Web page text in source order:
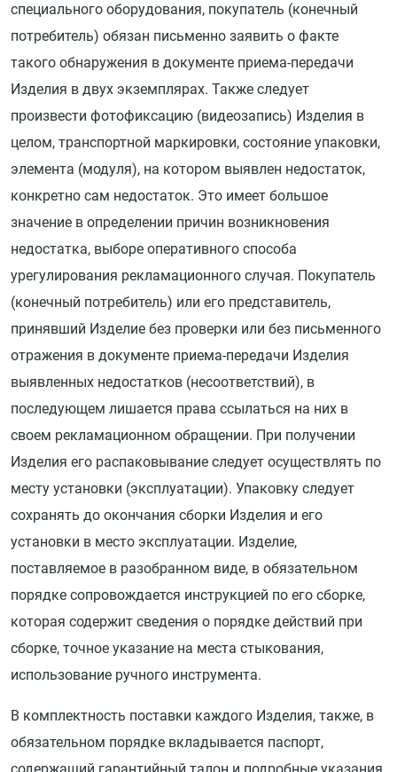
специального оборудования, покупатель (конечный
потребитель) обязан письменно заявить о факте
такого обнаружения в документе приема-передачи
Изделия в двух экземплярах. Также следует
произвести фотофиксацию (видеозапись) Изделия в
целом, транспортной маркировки, состояние упаковки,
элемента (модуля), на котором выявлен недостаток,
конкретно сам недостаток. Это имеет большое
значение в определении причин возникновения
недостатка, выборе оперативного способа
урегулирования рекламационного случая. Покупатель
(конечный потребитель) или его представитель,
принявший Изделие без проверки или без письменного
отражения в документе приема-передачи Изделия
выявленных недостатков (несоответствий), в
последующем лишается права ссылаться на них в
своем рекламационном обращении. При получении
Изделия его распаковывание следует осуществлять по
месту установки (эксплуатации). Упаковку следует
сохранять до окончания сборки Изделия и его
установки в место эксплуатации. Изделие,
поставляемое в разобранном виде, в обязательном
порядке сопровождается инструкцией по его сборке,
которая содержит сведения о порядке действий при
сборке, точное указание на места стыкования,
использование ручного инструмента.
В комплектность поставки каждого Изделия, также, в
обязательном порядке вкладывается паспорт,